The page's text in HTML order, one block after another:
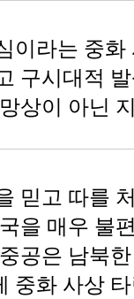
이라는 중화
구시대적
상이 아닌
믿고 따를
을 매우 불
공은 남북
중화 사상